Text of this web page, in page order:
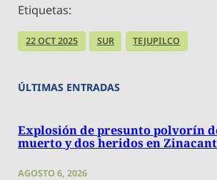
Etiquetas:
22 OCT 2025 SUR TEJUPILCO
ÚLTIMAS ENTRADAS
Explosión de presunto polvorín
muerto y dos heridos en
AGOSTO 6, 2026